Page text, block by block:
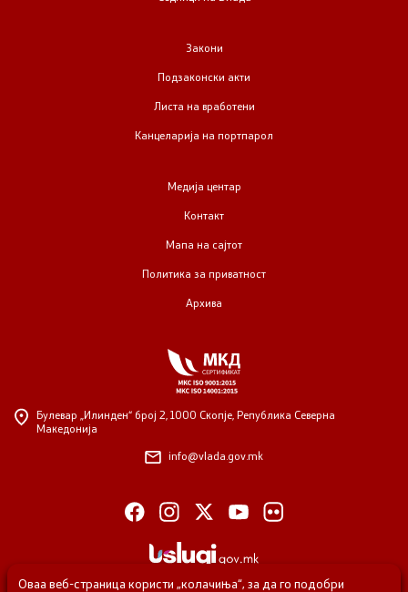
Закони
Подзаконски акти
Листа на вработени
Канцеларија на портпарол
Медија центар
Контакт
Мапа на сајтот
Политика за приватност
Архива
Булевар „Илинден“ број 2, 1000 Скопје, Република Северна
Македонија
info@vlada.gov.mk
Оваа веб-страница користи „колачиња“, за да го подобри